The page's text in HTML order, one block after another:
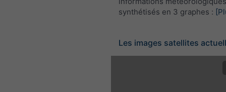
synthétisés en 3 graphes :
Les images satellites